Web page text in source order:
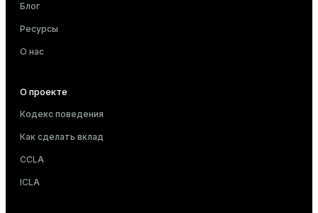
Блог
Ресурсы
О нас
О проекте
Кодекс поведения
Как сделать вклад
CCLA
ICLA